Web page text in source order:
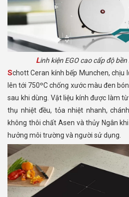
Linh kiện EGO cao cấp độ
Schott Ceran kính bếp Munchen, chịu lực tới 50kg chịu Shock nhiệt
lên tới 750ºC chống xước màu đen
sau khi dùng. Vật liệu kính được làm
thụ nhiệt đều, tỏa nhiệt nhanh,
không thôi chất Asen và thủy Ngân
hưởng môi trường và người sử dụng.